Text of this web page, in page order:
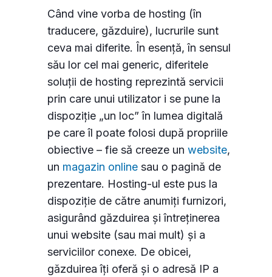
Când vine vorba de hosting (în
traducere, găzduire), lucrurile sunt
ceva mai diferite. În esență, în sensul
său lor cel mai generic, diferitele
soluții de hosting reprezintă servicii
prin care unui utilizator i se pune la
dispoziție „un loc” în lumea digitală
pe care îl poate folosi după propriile
obiective – fie să creeze un website,
un magazin online sau o pagină de
prezentare. Hosting-ul este pus la
dispoziție de către anumiți furnizori,
asigurând găzduirea și întreținerea
unui website (sau mai mult) și a
serviciilor conexe. De obicei,
găzduirea îți oferă și o adresă IP a